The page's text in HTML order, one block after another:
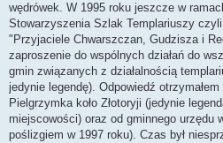
wędrówek. W 1995 roku jeszcze w
Stowarzyszenia Szlak Templariuszy
"Przyjaciele Chwarszczan, Gudzisza i
zaproszenie do wspólnych działań do
gmin związanych z działalnością
jedynie legendę). Odpowiedź
Pielgrzymka koło Złotoryji (jedynie
miejscowości) oraz od gminnego urzędu
poślizgiem w 1997 roku). Czas był